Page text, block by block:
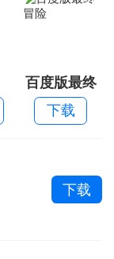
百度版最终
冒险
下载
下载